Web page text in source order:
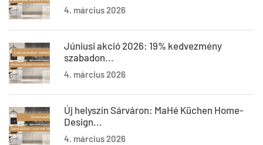
4. március 2026
Júniusi akció 2026: 19% kedvezmény
szabadon...
4. március 2026
Új helyszín Sárváron: MaHé Küchen Home-
Design...
4. március 2026